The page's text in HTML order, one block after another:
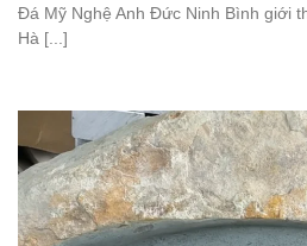
Đá Mỹ Nghệ Anh Đức Ninh Bình giới
Hà [...]